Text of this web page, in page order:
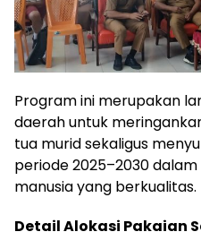
Program ini merupakan
daerah untuk
tua murid sekaligus
periode 2025–2030
manusia yang berkualitas.
Detail Alokasi Pakaian